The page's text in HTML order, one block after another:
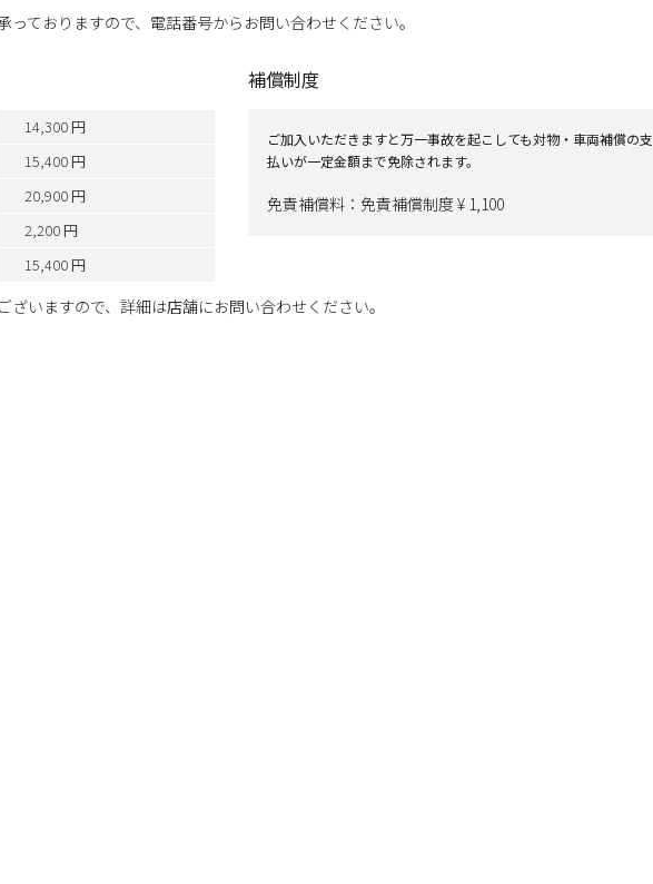
っておりますので、電話番号からお問い合わせください。
14,300 円
15,400 円
20,900 円
2,200 円
15,400 円
補償制度
ご加入いただきますと万一事故を起こしても対物・車両補償の支
払いが一定金額まで免除されます。
免責補償料：免責補償制度 ¥ 1,100
いますので、詳細は店舗にお問い合わせください。